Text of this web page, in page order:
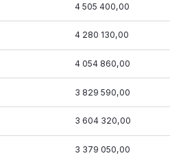
4 505 400,00
4 280 130,00
4 054 860,00
3 829 590,00
3 604 320,00
3 379 050,00